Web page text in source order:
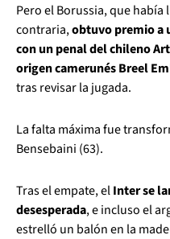
Pero el Borussia, que
contraria,obtuvo premio a
con un penal del chileno
origen camerunés Breel
tras revisar la jugada.
La falta máxima fue
Bensebaini (63).
Tras el empate, elInter se
desesperada, e incluso el
estrelló un balón en la